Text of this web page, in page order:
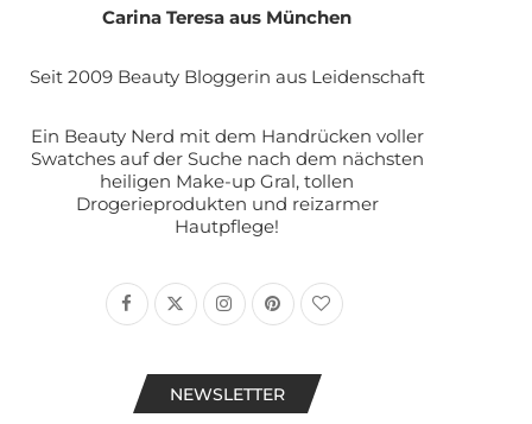
Carina Teresa aus München
Seit 2009 Beauty Bloggerin aus Leidenschaft
Ein Beauty Nerd mit dem Handrücken voller
Swatches auf der Suche nach dem nächsten
heiligen Make-up Gral, tollen
Drogerieprodukten und reizarmer
Hautpflege!
NEWSLETTER